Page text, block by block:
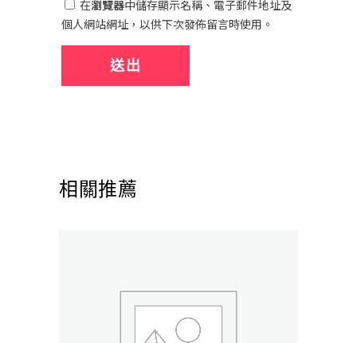
在瀏覽器中儲存顯示名稱、電子郵件地址及
個人網站網址，以供下次發佈留言時使用。
相關推薦